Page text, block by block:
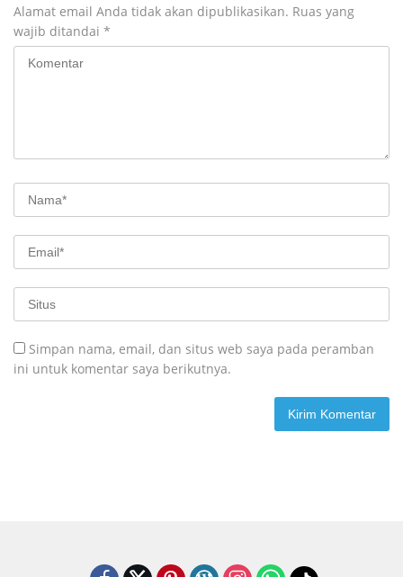
Alamat email Anda tidak akan dipublikasikan. Ruas yang
wajib ditandai *
Simpan nama, email, dan situs web saya pada peramban
ini untuk komentar saya berikutnya.